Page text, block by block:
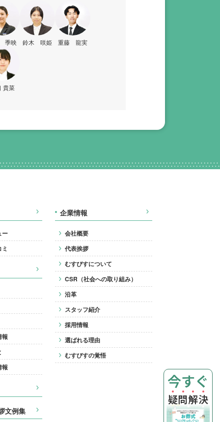
季映 鈴木 咲姫 重藤 龍実
貴菜
ー
報
報
文例集
企業情報
会社概要
代表挨拶
むすびすについて
CSR（社会への取り組み）
沿革
スタッフ紹介
採用情報
選ばれる理由
むすびすの覚悟
今すぐ
疑問解決